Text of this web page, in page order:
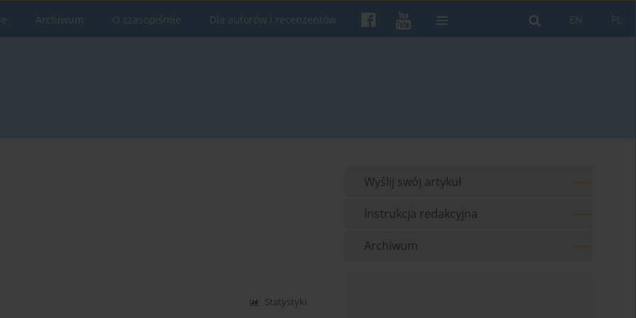
PL
EN
Archiwum O czasopiśmie Dla autorów i recenzentów
Statystyki
Wyślij swój artykuł
Instrukcja redakcyjna
Archiwum